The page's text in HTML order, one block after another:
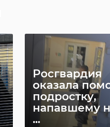
Росгвардия
оказала
подростку,
напавшему
...